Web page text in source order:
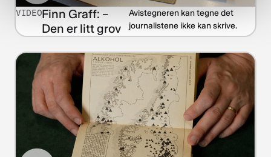
VIDEOFinn Graff: –
Den er litt grov
Avistegneren kan tegne det
journalistene ikke kan skrive.